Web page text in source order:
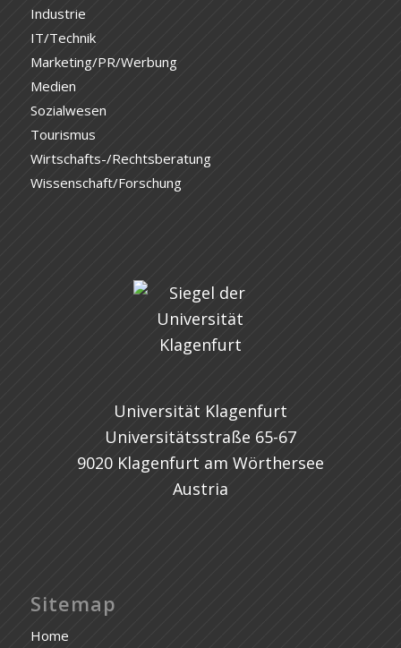
Industrie
IT/Technik
Marketing/PR/Werbung
Medien
Sozialwesen
Tourismus
Wirtschafts-/Rechtsberatung
Wissenschaft/Forschung
Universität Klagenfurt
Universitätsstraße 65-67
9020 Klagenfurt am Wörthersee
Austria
Sitemap
Home